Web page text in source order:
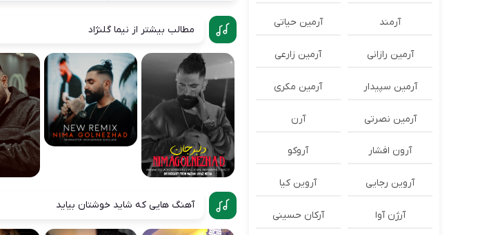
مطالب بیشتر از نیما گلنژاد
آهنگ هایی که شاید خوشتان بیاید
آرمند آرمین حیاتی
آرمین رازانی آرمین زارعی
آرمین سپیدار آرمین مکری
آرمین نصرتی آرن
آرون افشار آروکو
آروین رجایی آروین کیا
آرژن آوا آرکان حسینی